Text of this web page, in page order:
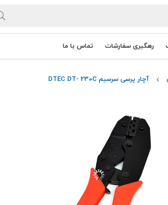
رهگیری سفارشات تماس با ما
آچار پرسی سرسیم DTEC DT- 230C